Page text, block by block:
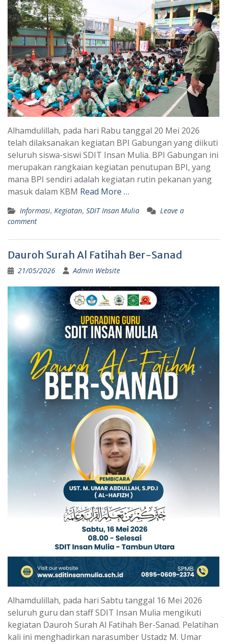
Alhamdulillah, pada hari Rabu tanggal 20 Mei 2026
telah dilaksanakan kegiatan BPI Gabungan yang diikuti
seluruh siswa-siswi SDIT Insan Mulia. BPI Gabungan ini
merupakan rangkaian kegiatan penutupan BPI, yang
mana BPI sendiri adalah kegiatan rutin pekanan yang
masuk dalam KBM Read More …
Informasi, Kegiatan, SDIT Insan Mulia
Leave a
comment
Dauroh Surah Al Fatihah Ber-Sanad
21/05/2026 Admin Website
Alhamdulillah, pada hari Sabtu tanggal 16 Mei 2026
seluruh guru dan staff SDIT Insan Mulia mengikuti
kegiatan Dauroh Surah Al Fatihah Ber-Sanad. Pelatihan
kali ini menghadirkan narasumber Ustadz M. Umar